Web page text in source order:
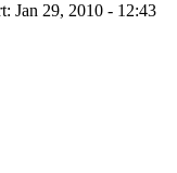
Jan 29, 2010 - 12:43